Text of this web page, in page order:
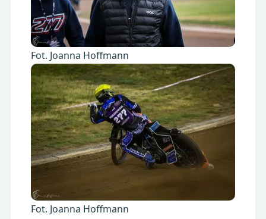
Fot. Joanna Hoffmann
Fot. Joanna Hoffmann